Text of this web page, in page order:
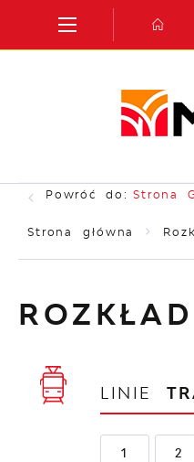
Przejdź do menu.
Przejdź do wyszukiwarki.
Przejdź do treści.
Przejdź do ustawień
Włącz wersję
Powróć do: Strona
Strona główna
LINIE
1 2